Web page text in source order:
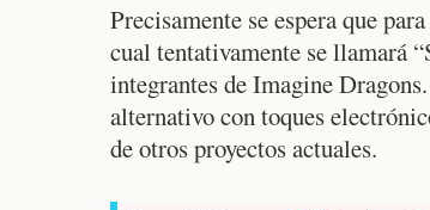
Precisamente se espera que
cual tentativamente se llamará
integrantes de Imagine
alternativo con toques
de otros proyectos actuales.